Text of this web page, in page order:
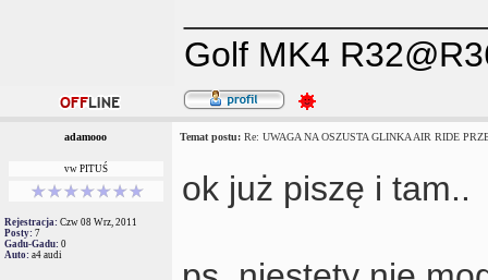
Golf MK4
adamooo Temat postu: Re: UWAGA NA OSZUSTA GLINKA AIR RIDE
vw PITUŚ
Rejestracja: Czw 08 Wrz, 2011
Posty: 7
Gadu-Gadu: 0
Auto: a4 audi
ok już piszę i tam..